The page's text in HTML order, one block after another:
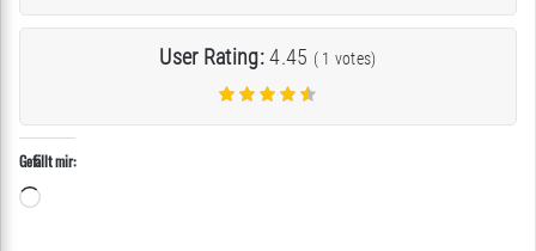
User Rating:4.45 ( 1 votes)
Gefällt mir:
Wird